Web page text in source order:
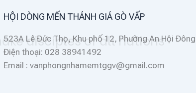
HỘI DÒNG MẾN THÁNH GIÁ GÒ VẤP
523A Lê Đức Thọ, Khu phố 12, Phường An Hội
Điện thoại: 028 38941492
Email : vanphongnhamemtggv@gmail.com